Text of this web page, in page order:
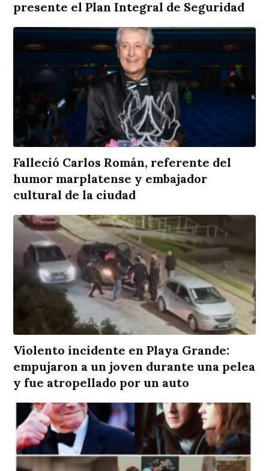
presente el Plan Integral de Seguridad
Falleció Carlos Román, referente del
humor marplatense y embajador
cultural de la ciudad
Violento incidente en Playa Grande:
empujaron a un joven durante una pelea
y fue atropellado por un auto